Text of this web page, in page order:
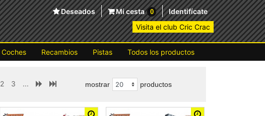
Deseados Mi cesta 0
Identifícate
Visita el club Cric Crac
Coches Recambios Pistas Todos los productos
2 3 ... mostrar productos